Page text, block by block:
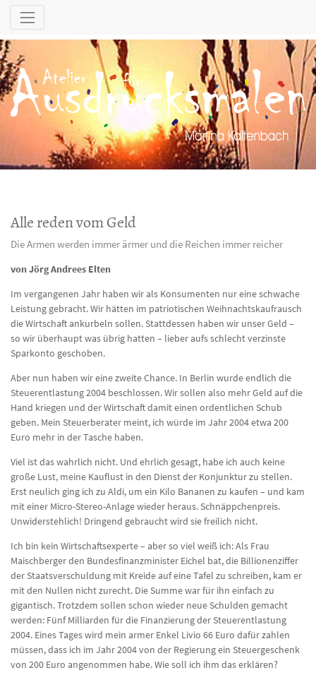
Alle reden vom Geld
Die Armen werden immer ärmer und die Reichen immer reicher
von Jörg Andrees Elten
Im vergangenen Jahr haben wir als Konsumenten nur eine schwache
Leistung gebracht. Wir hätten im patriotischen Weihnachtskaufrausch
die Wirtschaft ankurbeln sollen. Stattdessen haben wir unser Geld –
so wir überhaupt was übrig hatten – lieber aufs schlecht verzinste
Sparkonto geschoben.
Aber nun haben wir eine zweite Chance. In Berlin wurde endlich die
Steuerentlastung 2004 beschlossen. Wir sollen also mehr Geld auf die
Hand kriegen und der Wirtschaft damit einen ordentlichen Schub
geben. Mein Steuerberater meint, ich würde im Jahr 2004 etwa 200
Euro mehr in der Tasche haben.
Viel ist das wahrlich nicht. Und ehrlich gesagt, habe ich auch keine
große Lust, meine Kauflust in den Dienst der Konjunktur zu stellen.
Erst neulich ging ich zu Aldi, um ein Kilo Bananen zu kaufen – und kam
mit einer Micro-Stereo-Anlage wieder heraus. Schnäppchenpreis.
Unwiderstehlich! Dringend gebraucht wird sie freilich nicht.
Ich bin kein Wirtschaftsexperte – aber so viel weiß ich: Als Frau
Maischberger den Bundesfinanzminister Eichel bat, die Billionenziffer
der Staatsverschuldung mit Kreide auf eine Tafel zu schreiben, kam er
mit den Nullen nicht zurecht. Die Summe war für ihn einfach zu
gigantisch. Trotzdem sollen schon wieder neue Schulden gemacht
werden: Fünf Milliarden für die Finanzierung der Steuerentlastung
2004. Eines Tages wird mein armer Enkel Livio 66 Euro dafür zahlen
müssen, dass ich im Jahr 2004 von der Regierung ein Steuergeschenk
von 200 Euro angenommen habe. Wie soll ich ihm das erklären?